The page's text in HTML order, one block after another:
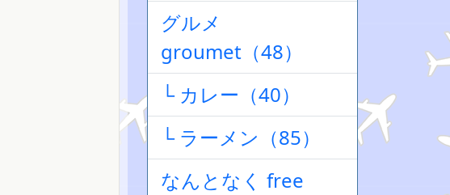
グルメ
groumet（48）
└ カレー（40）
└ ラーメン（85）
なんとなく free